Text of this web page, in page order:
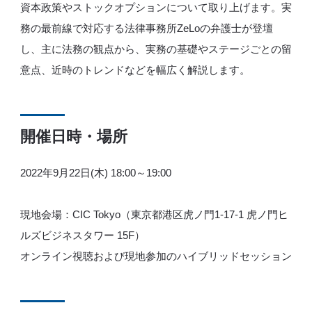
資本政策やストックオプションについて取り上げます。実
務の最前線で対応する法律事務所ZeLoの弁護士が登壇
し、主に法務の観点から、実務の基礎やステージごとの留
意点、近時のトレンドなどを幅広く解説します。
開催日時・場所
2022年9月22日(木) 18:00～19:00
現地会場：CIC Tokyo（東京都港区虎ノ門1-17-1 虎ノ門ヒ
ルズビジネスタワー 15F）
オンライン視聴および現地参加のハイブリッドセッション